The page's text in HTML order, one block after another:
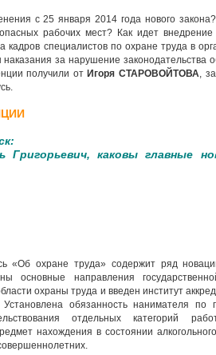
с 25 января 2014 года нового
рабочих мест? Как идет
специалистов по охране труда в
за нарушение законодательства
получили от Игоря СТАРОВОЙТОВА,
Григорьевич, каковы главные
«Об охране труда» содержит ряд
основные направления
охраны труда и введен институт
обязанность нанимателя по
отдельных категорий
нахождения в состоянии